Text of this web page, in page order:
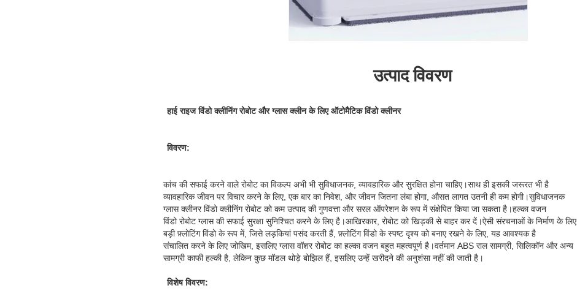
उत्पाद विवरण
हाई राइज विंडो क्लीनिंग रोबोट और ग्लास क्लीन के लिए ऑटोमैटिक विंडो क्लीनर
विवरण:
कांच की सफाई करने वाले रोबोट का विकल्प अभी भी सुविधाजनक, व्यावहारिक और सुरक्षित होना चाहिए।साथ ही इसकी जरूरत भी है
व्यावहारिक जीवन पर विचार करने के लिए, एक बार का निवेश, और जीवन जितना लंबा होगा, औसत लागत उतनी ही कम होगी।सुविधाजनक
ग्लास क्लीनर विंडो क्लीनिंग रोबोट को कम उत्पाद की गुणवत्ता और सरल ऑपरेशन के रूप में संक्षेपित किया जा सकता है।हल्का वजन
विंडो रोबोट ग्लास की सफाई सुरक्षा सुनिश्चित करने के लिए है।आखिरकार, रोबोट को खिड़की से बाहर कर दें।ऐसी संरचनाओं के निर्माण के लिए
बड़ी फ़्लोटिंग विंडो के रूप में, जिसे लड़कियां पसंद करती हैं, फ़्लोटिंग विंडो के स्पष्ट दृश्य को बनाए रखने के लिए, यह आवश्यक है
संचालित करने के लिए जोखिम, इसलिए ग्लास वॉशर रोबोट का हल्का वजन बहुत महत्वपूर्ण है।वर्तमान ABS राल सामग्री, सिलिकॉन और अन्य
सामग्री काफी हल्की है, लेकिन कुछ मॉडल थोड़े बोझिल हैं, इसलिए उन्हें खरीदने की अनुशंसा नहीं की जाती है।
विशेष विवरण: